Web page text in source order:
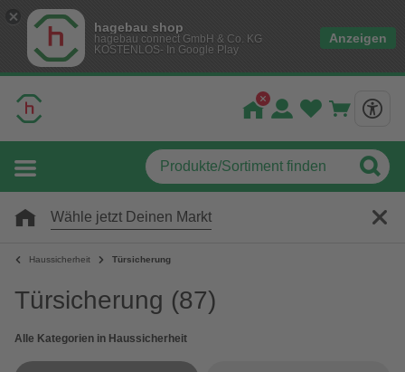
hagebau shop
hagebau connect GmbH & Co. KG
KOSTENLOS- In Google Play
Anzeigen
Wähle jetzt Deinen Markt
Haussicherheit Türsicherung
Türsicherung (87)
Alle Kategorien in Haussicherheit